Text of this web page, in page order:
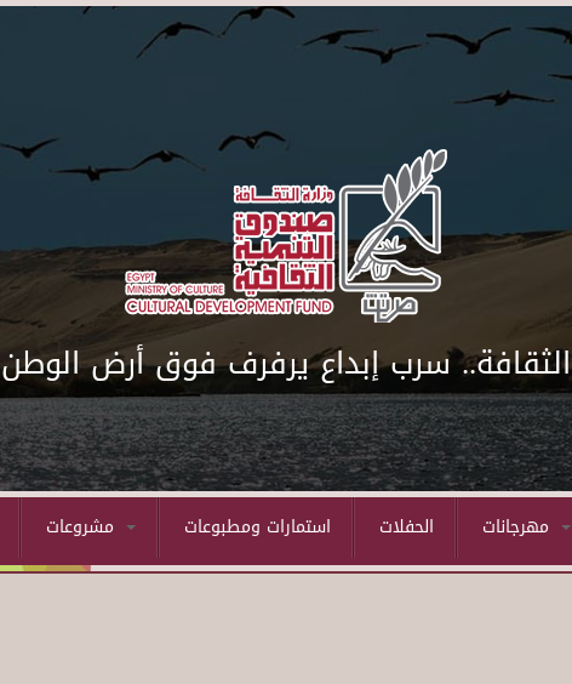
الثقافة.. سرب إبداع يرفرف فوق أرض الوطن
استمارات ومطبوعات الحفلات